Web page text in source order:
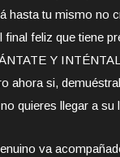
hasta tu mismo no
final feliz que tiene
Y
ahora si,
quieres llegar a su
va